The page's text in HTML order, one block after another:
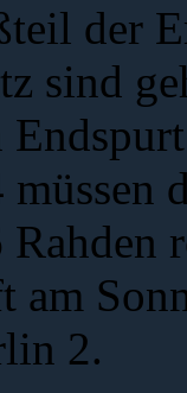
der
sind
am
2.